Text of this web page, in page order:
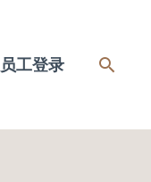
员工登录
搜